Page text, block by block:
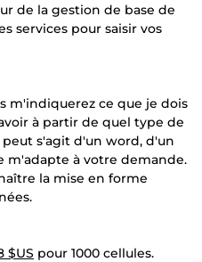
de la gestion de base de
services pour saisir vos
m'indiquerez ce que je dois
à partir de quel type de
s'agit d'un word, d'un
m'adapte à votre demande.
la mise en forme
$US pour 1000 cellules.